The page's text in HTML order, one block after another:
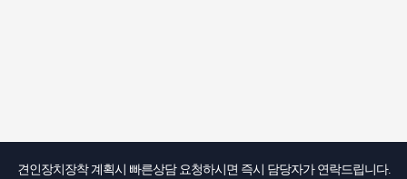
견인장치장착 계획시 빠른상담 요청하시면 즉시 담당자가 연락드립니다.